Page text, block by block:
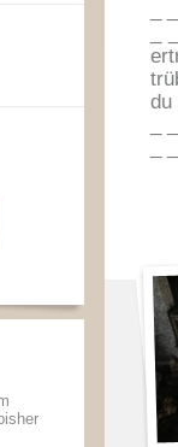
du